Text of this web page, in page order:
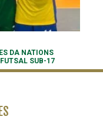
DA NATIONS
SUB-17